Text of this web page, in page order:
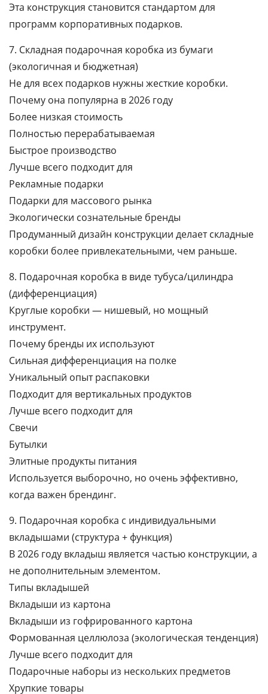
Эта конструкция становится стандартом для
программ корпоративных подарков.
7. Складная подарочная коробка из бумаги
(экологичная и бюджетная)
Не для всех подарков нужны жесткие коробки.
Почему она популярна в 2026 году
Более низкая стоимость
Полностью перерабатываемая
Быстрое производство
Лучше всего подходит для
Рекламные подарки
Подарки для массового рынка
Экологически сознательные бренды
Продуманный дизайн конструкции делает складные
коробки более привлекательными, чем раньше.
8. Подарочная коробка в виде тубуса/цилиндра
(дифференциация)
Круглые коробки — нишевый, но мощный
инструмент.
Почему бренды их используют
Сильная дифференциация на полке
Уникальный опыт распаковки
Подходит для вертикальных продуктов
Лучше всего подходит для
Свечи
Бутылки
Элитные продукты питания
Используется выборочно, но очень эффективно,
когда важен брендинг.
9. Подарочная коробка с индивидуальными
вкладышами (структура + функция)
В 2026 году вкладыш является частью конструкции, а
не дополнительным элементом.
Типы вкладышей
Вкладыши из картона
Вкладыши из гофрированного картона
Формованная целлюлоза (экологическая тенденция)
Лучше всего подходит для
Подарочные наборы из нескольких предметов
Хрупкие товары